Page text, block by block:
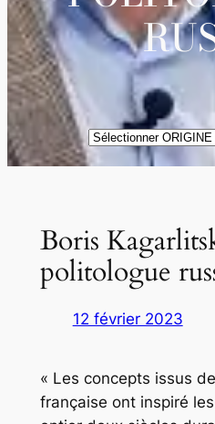
ORIGINE
DES
Boris
politologue
12 février 2023
« Les con­cepts issus
française ont inspiré